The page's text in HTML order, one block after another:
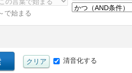
で始まる
清音化する